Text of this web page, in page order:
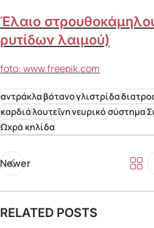
Έλαιο
ρυτίδων λαιμού)
foto: www.freepik.com
αντράκλαβότανογλιστρίδα
καρδιάλουτεΐνηνευρικό σύστημα
Ωχρά κηλίδα
Newer
RELATED POSTS